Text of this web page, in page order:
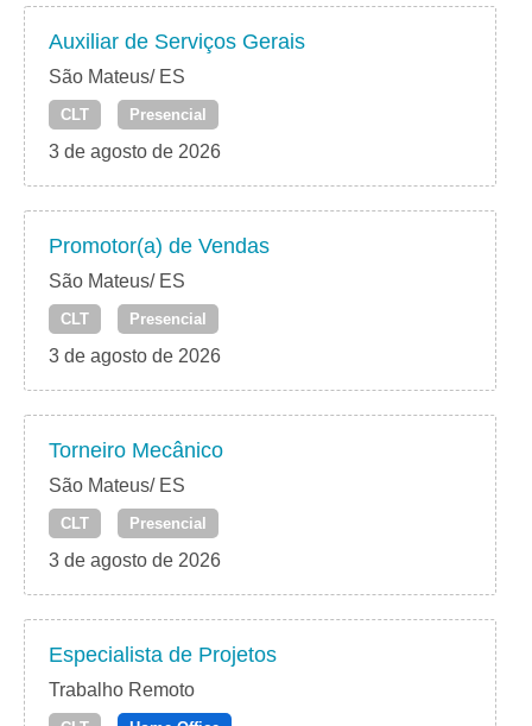
Auxiliar de Serviços Gerais
São Mateus/ ES
CLT Presencial
3 de agosto de 2026
Promotor(a) de Vendas
São Mateus/ ES
CLT Presencial
3 de agosto de 2026
Torneiro Mecânico
São Mateus/ ES
CLT Presencial
3 de agosto de 2026
Especialista de Projetos
Trabalho Remoto